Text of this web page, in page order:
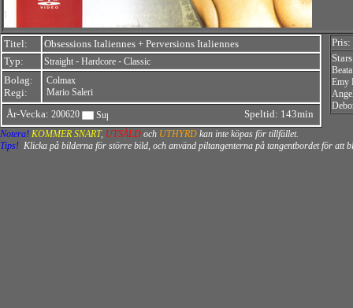
Titel:
Obsessions Italiennes + Perversions Italiennes
Typ:
Straight - Hardcore - Classic
Bolag:
Regi:
Colmax
Mario Saleri
År-Vecka: 200620 Speltid: 143min
Beata
Emy
Notera! KOMMER SNART, UTSÅLD och UTHYRD kan inte köpas för tillfället.
Tips! Klicka på bilderna för större bild, och använd piltangenterna på tangentbordet för att